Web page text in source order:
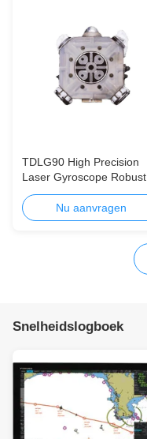
TDLG90 High Precision
Laser Gyroscope Robust
Inertial Device
Nu aanvragen
Snelheidslogboek